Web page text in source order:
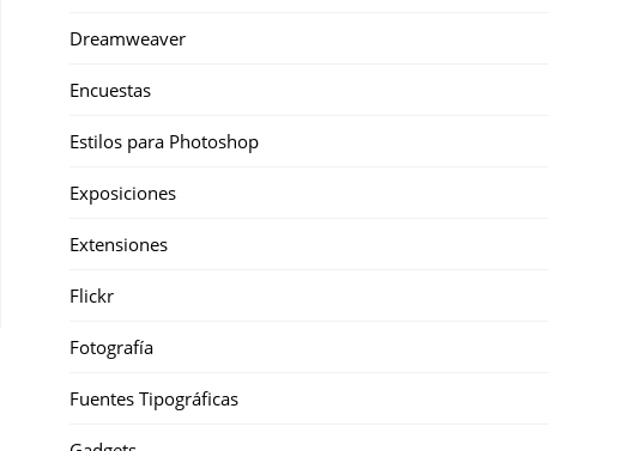
Dreamweaver
Encuestas
Estilos para Photoshop
Exposiciones
Extensiones
Flickr
Fotografía
Fuentes Tipográficas